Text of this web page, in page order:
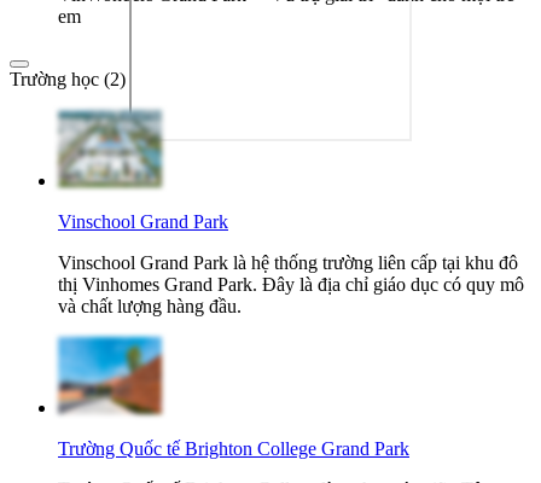
em
Trường học (2)
Vinschool Grand Park
Vinschool Grand Park là hệ thống trường liên cấp tại khu đô
thị Vinhomes Grand Park. Đây là địa chỉ giáo dục có quy mô
và chất lượng hàng đầu.
Trường Quốc tế Brighton College Grand Park